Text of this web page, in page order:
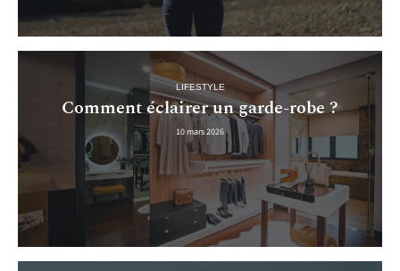
LIFESTYLE
Comment éclairer un garde-robe ?
10 mars 2026